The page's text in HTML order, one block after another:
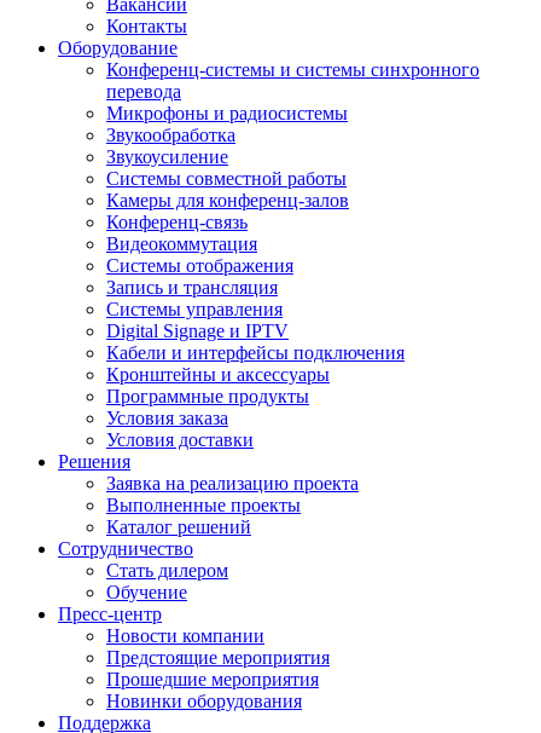
Вакансии
Контакты
Оборудование
Конференц-системы и системы синхронного
перевода
Микрофоны и радиосистемы
Звукообработка
Звукоусиление
Системы совместной работы
Камеры для конференц-залов
Конференц-связь
Видеокоммутация
Системы отображения
Запись и трансляция
Системы управления
Digital Signage и IPTV
Кабели и интерфейсы подключения
Кронштейны и аксессуары
Программные продукты
Условия заказа
Условия доставки
Решения
Заявка на реализацию проекта
Выполненные проекты
Каталог решений
Сотрудничество
Стать дилером
Обучение
Пресс-центр
Новости компании
Предстоящие мероприятия
Прошедшие мероприятия
Новинки оборудования
Поддержка